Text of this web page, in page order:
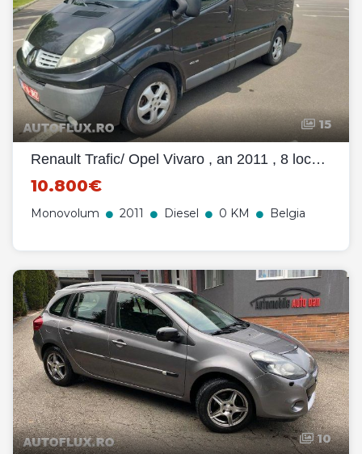
15
Renault Trafic/ Opel Vivaro , an 2011 , 8 locuri, climatronic
10.800€
Monovolum 2011 Diesel 0 KM Belgia
10